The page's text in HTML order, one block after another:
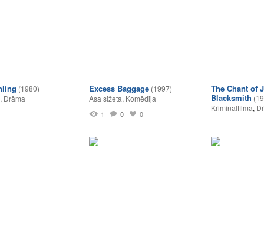
(1980)
, Drāma
Excess Baggage (1997)
Asa sižeta, Komēdija
1 0 0
The Chant of
Blacksmith
Kriminālfilma,